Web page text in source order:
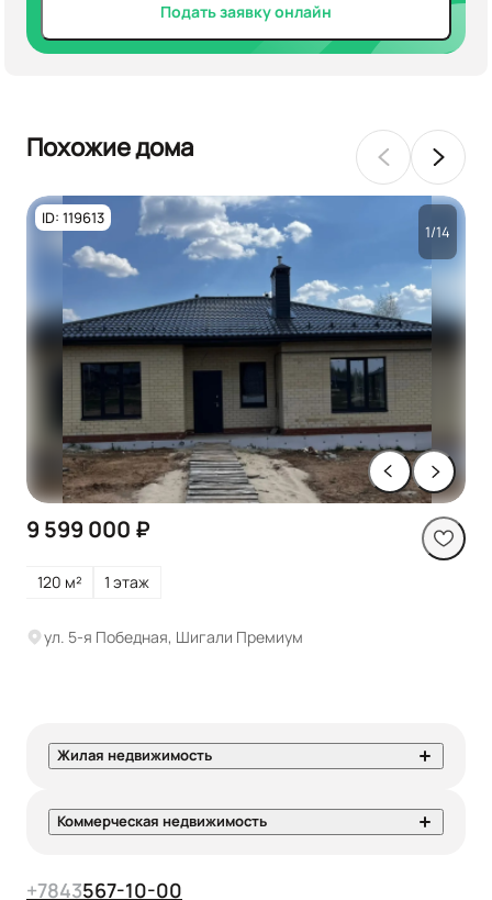
Подать заявку онлайн
Похожие дома
ID: 119613
1/14
9 599 000 ₽
120 м² 1 этаж
ул. 5-я Победная, Шигали Премиум
Жилая недвижимость
Коммерческая недвижимость
+7843567-10-00